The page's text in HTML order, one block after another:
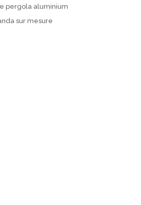
pergola aluminium
sur mesure